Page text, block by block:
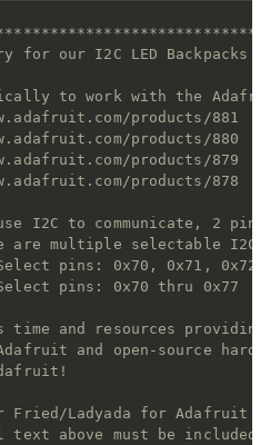
for our I2C LED Backpacks
to work with the
products/881
products/880
products/879
products/878
I2C to communicate, 2
are multiple selectable I2C
pins: 0x70, 0x71, 0x72
pins: 0x70 thru 0x77
time and resources
and open-source
Fried/Ladyada for Adafruit
text above must be included